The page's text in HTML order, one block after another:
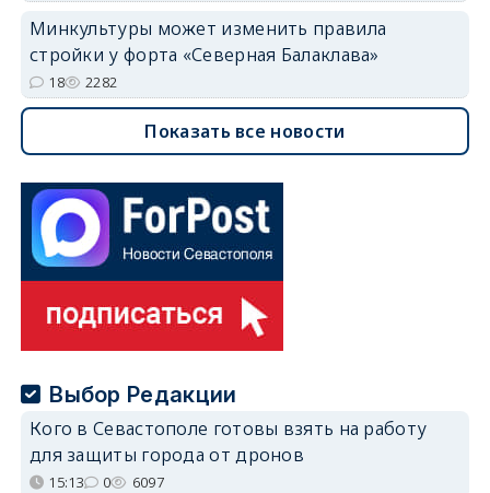
Минкультуры может изменить правила
стройки у форта «Северная Балаклава»
18 2282
Показать все новости
Выбор Редакции
Кого в Севастополе готовы взять на работу
для защиты города от дронов
15:13 0 6097